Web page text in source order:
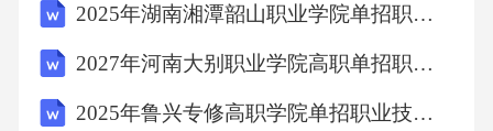
估与反馈，每个环节都至关重要。希望通过本
次活动的成功举办，能够提升品牌影响力，扩
大市场份额，为企业的长远发展打下坚实的基
2025年湖南湘潭韶山职业学院单招职业技能考试题库及参考答案详解（综合题）
2027年河南大别职业学院高职单招职业适应性测试考试题库带答案详解（考试直接用）
2025年鲁兴专修高职学院单招职业技能考试模拟试卷【研优卷】附答案详解